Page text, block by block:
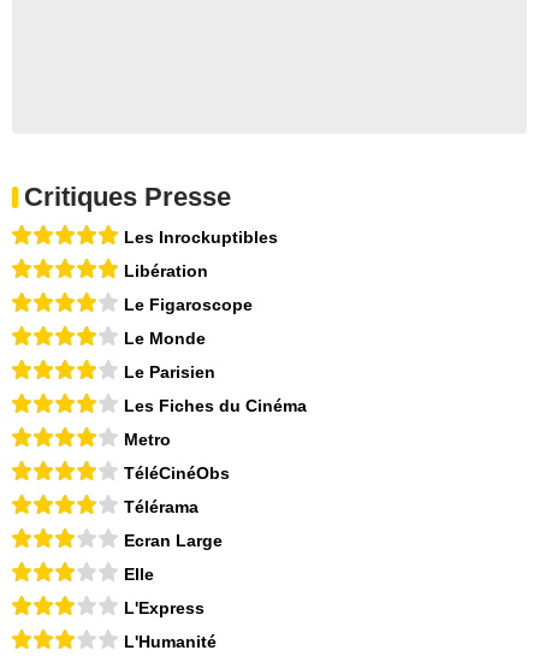
Critiques Presse
Les Inrockuptibles
Libération
Le Figaroscope
Le Monde
Le Parisien
Les Fiches du Cinéma
Metro
TéléCinéObs
Télérama
Ecran Large
Elle
L'Express
L'Humanité